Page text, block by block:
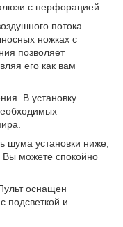
с перфорацией.
потока.
ножках с
позволяет
его как вам
В установку
шума установки ниже,
можете спокойно
оснащен
подсветкой и